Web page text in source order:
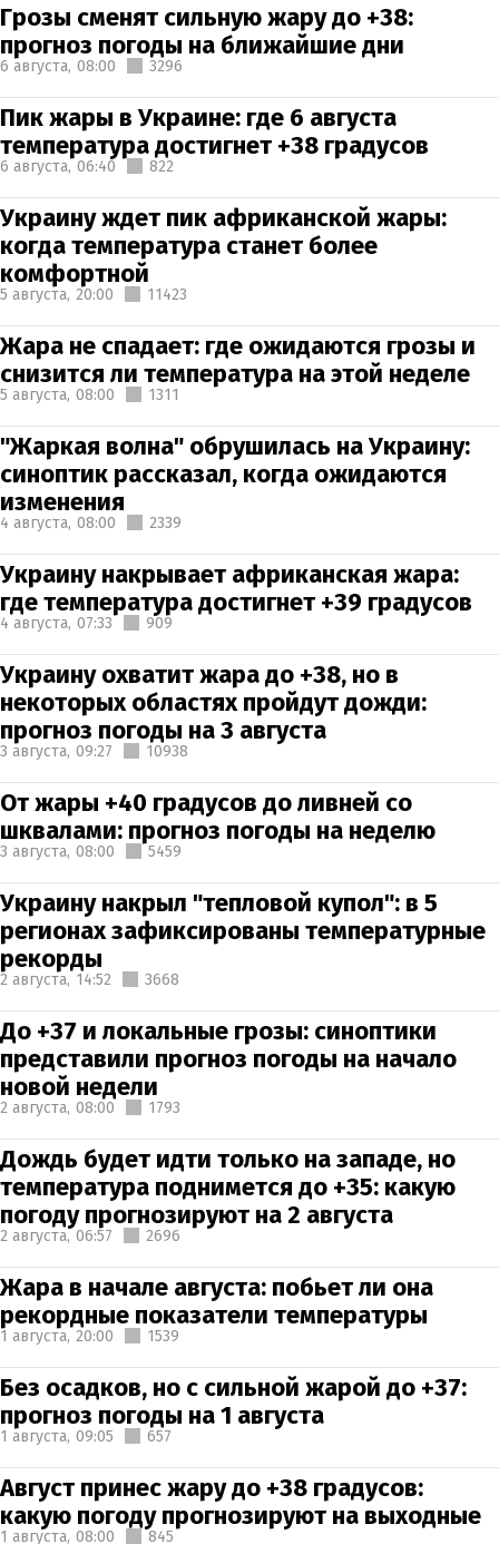
Грозы сменят сильную жару до +38:
прогноз погоды на ближайшие дни
6 августа, 08:00 3296
Пик жары в Украине: где 6 августа
температура достигнет +38 градусов
6 августа, 06:40 822
Украину ждет пик африканской жары:
когда температура станет более
комфортной
5 августа, 20:00 11423
Жара не спадает: где ожидаются грозы и
снизится ли температура на этой неделе
5 августа, 08:00 1311
"Жаркая волна" обрушилась на Украину:
синоптик рассказал, когда ожидаются
изменения
4 августа, 08:00 2339
Украину накрывает африканская жара:
где температура достигнет +39 градусов
4 августа, 07:33 909
Украину охватит жара до +38, но в
некоторых областях пройдут дожди:
прогноз погоды на 3 августа
3 августа, 09:27 10938
От жары +40 градусов до ливней со
шквалами: прогноз погоды на неделю
3 августа, 08:00 5459
Украину накрыл "тепловой купол": в 5
регионах зафиксированы температурные
рекорды
2 августа, 14:52 3668
До +37 и локальные грозы: синоптики
представили прогноз погоды на начало
новой недели
2 августа, 08:00 1793
Дождь будет идти только на западе, но
температура поднимется до +35: какую
погоду прогнозируют на 2 августа
2 августа, 06:57 2696
Жара в начале августа: побьет ли она
рекордные показатели температуры
1 августа, 20:00 1539
Без осадков, но с сильной жарой до +37:
прогноз погоды на 1 августа
1 августа, 09:05 657
Август принес жару до +38 градусов:
какую погоду прогнозируют на выходные
1 августа, 08:00 845